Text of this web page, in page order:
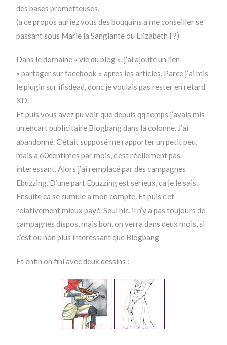
des bases prometteuses.
(a ce propos auriez vous des bouquins a me conseiller se
passant sous Marie la Sanglante ou Elizabeth I ?)
Dans le domaine « vie du blog », j’ai ajouté un lien
« partager sur facebook » apres les articles. Parce j’ai mis
le plugin sur ifisdead, donc je voulais pas rester en retard
XD.
Et puis vous avez pu voir que depuis qq temps j’avais mis
un encart publicitaire Blogbang dans la colonne. J’ai
abandonné. C’était supposé me rapporter un petit peu,
mais a 60centimes par mois, c’est réellement pas
interessant. Alors j’ai remplacé par des campagnes
Ebuzzing. D’une part Ebuzzing est serieux, ca je le sais.
Ensuite ca se cumule a mon compte. Et puis c’et
relativement mieux payé. Seul hic, il n’y a pas toujours de
campagnes dispos, mais bon, on verra dans deux mois, si
c’est ou non plus interessant que Blogbang
Et enfin on fini avec deux dessins :